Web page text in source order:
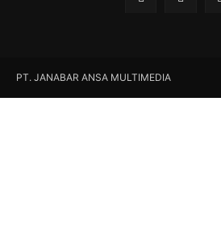
PT. JANABAR ANSA MULTIMEDIA